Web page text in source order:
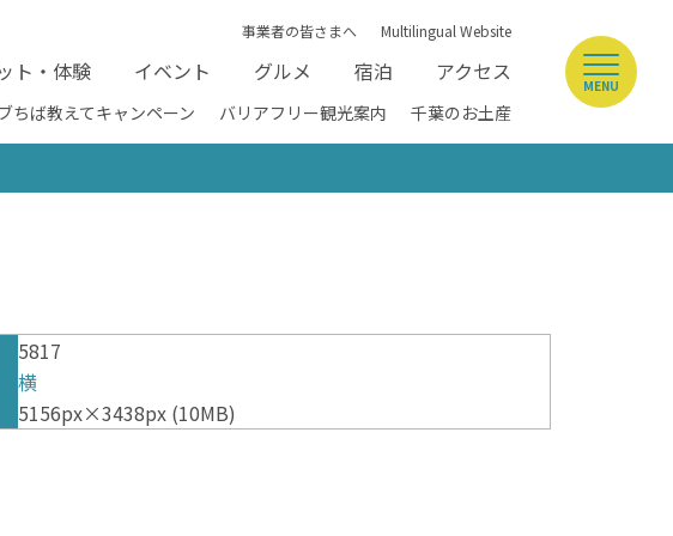
事業者の皆さまへ Multilingual Website
ト・体験 イベント グルメ 宿泊 アクセス
ちば教えてキャンペーン バリアフリー観光案内 千葉のお土産
MENU
5817
横
5156px×3438px (10MB)